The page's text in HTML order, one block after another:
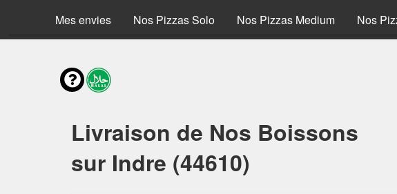
Mes envies Nos Pizzas Solo Nos Pizzas Medium Nos
Livraison de Nos Boissons
sur Indre (44610)